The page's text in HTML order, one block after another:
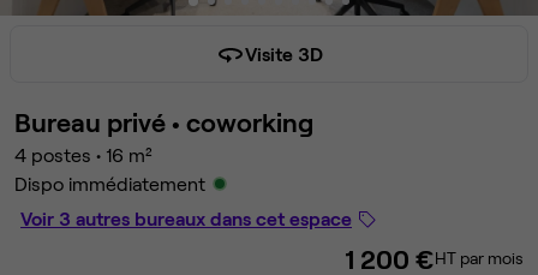
Visite 3D
Bureau privé • coworking
4 postes • 16 m²
Dispo immédiatement
Voir 3 autres bureaux dans cet espace
1 200 €HT par mois